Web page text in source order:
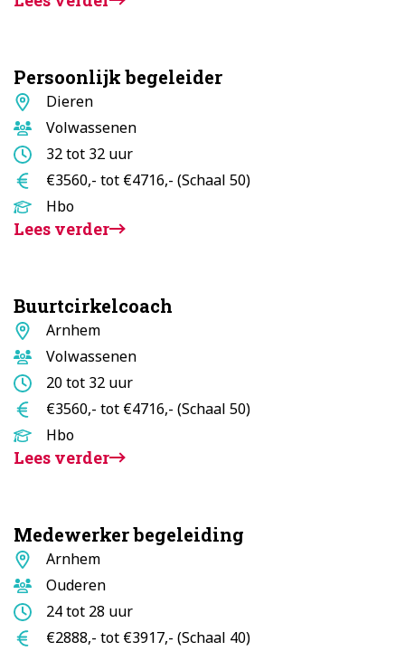
Persoonlijk begeleider
Standplaats
Dieren
Doelgroep
Volwassenen
Aantal
uur
32 tot 32 uur
Salaris€3560,- tot €4716,- (Schaal 50)
Opleidingsniveau
Hbo
Lees verder
Buurtcirkelcoach
Standplaats
Arnhem
Doelgroep
Volwassenen
Aantal
uur
20 tot 32 uur
Salaris€3560,- tot €4716,- (Schaal 50)
Opleidingsniveau
Hbo
Lees verder
Medewerker begeleiding
Standplaats
Arnhem
Doelgroep
Ouderen
Aantal
uur
24 tot 28 uur
Salaris€2888,- tot €3917,- (Schaal 40)